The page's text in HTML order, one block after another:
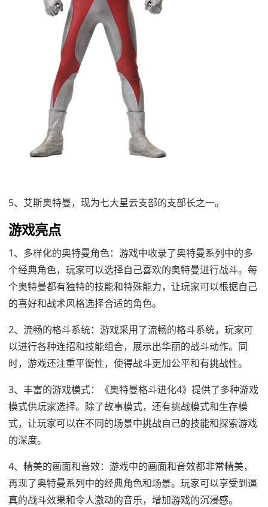
5、艾斯奥特曼，现为七大星云支部的支部长之一。
游戏亮点
1、多样化的奥特曼角色：游戏中收录了奥特曼系列中的多
个经典角色，玩家可以选择自己喜欢的奥特曼进行战斗。每
个奥特曼都有独特的技能和特殊能力，让玩家可以根据自己
的喜好和战术风格选择合适的角色。
2、流畅的格斗系统：游戏采用了流畅的格斗系统，玩家可
以进行各种连招和技能组合，展示出华丽的战斗动作。同
时，游戏还注重平衡性，使得战斗更加公平和有挑战性。
3、丰富的游戏模式：《奥特曼格斗进化4》提供了多种游戏
模式供玩家选择。除了故事模式，还有挑战模式和生存模
式，让玩家可以在不同的场景中挑战自己的技能和探索游戏
的深度。
4、精美的画面和音效：游戏中的画面和音效都非常精美，
再现了奥特曼系列中的经典角色和场景。玩家可以享受到逼
真的战斗效果和令人激动的音乐，增加游戏的沉浸感。